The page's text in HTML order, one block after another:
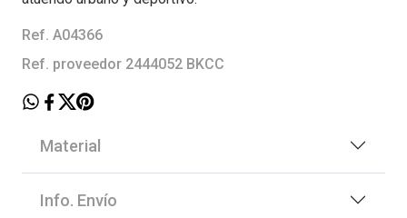
Ref. A04366
Ref. proveedor 2444052 BKCC
Material
Info. Envío